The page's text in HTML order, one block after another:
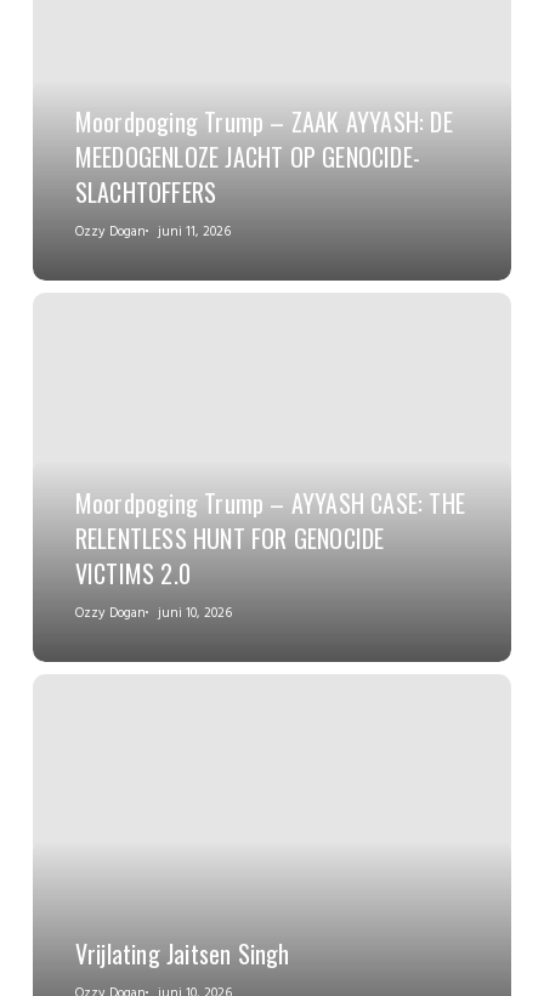
Moordpoging Trump – ZAAK AYYASH: DE
MEEDOGENLOZE JACHT OP GENOCIDE-
SLACHTOFFERS
Ozzy Dogan juni 11, 2026
Moordpoging Trump – AYYASH CASE: THE
RELENTLESS HUNT FOR GENOCIDE
VICTIMS 2.0
Ozzy Dogan juni 10, 2026
Vrijlating Jaitsen Singh
Ozzy Dogan juni 10, 2026